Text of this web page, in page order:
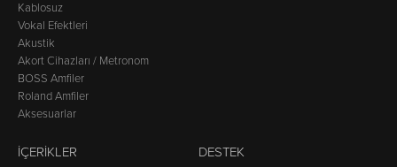
Kablosuz
Vokal Efektleri
Akustik
Akort Cihazları / Metronom
BOSS Amfiler
Roland Amfiler
Aksesuarlar
İÇERIKLER DESTEK